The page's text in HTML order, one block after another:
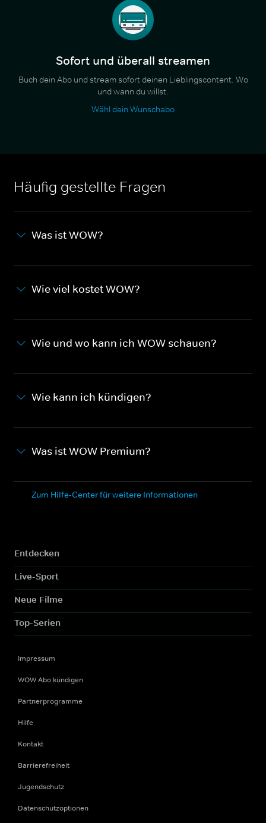
Sofort und überall streamen
Buch dein Abo und stream sofort deinen Lieblingscontent. Wo
und wann du willst.
Wähl dein Wunschabo
Häufig gestellte Fragen
Was ist WOW?
Wie viel kostet WOW?
Wie und wo kann ich WOW schauen?
Wie kann ich kündigen?
Was ist WOW Premium?
Zum Hilfe-Center für weitere Informationen
Entdecken
Live-Sport
Neue Filme
Top-Serien
Impressum
WOW Abo kündigen
Partnerprogramme
Hilfe
Kontakt
Barrierefreiheit
Jugendschutz
Datenschutzoptionen